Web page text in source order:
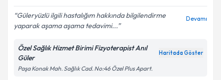
Güleryüzlü ilgili hastalığım hakkında bilgilendirme
yaparak aşama aşama tedavimi...
Devamı
Özel Sağlık Hizmet Birimi Fizyoterapist Anıl
Güler
Haritada Göster
Paşa Konak Mah. Sağlık Cad. No:46 Özel Plus Apart.